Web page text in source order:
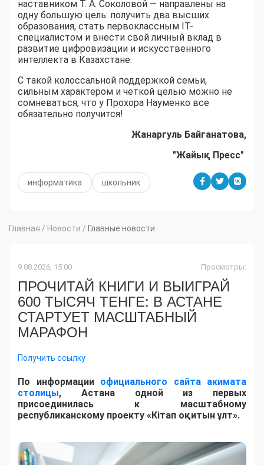
наставником Т. А. Соколовой — направлены на
одну большую цель: получить два высших
образования, стать первоклассным IT-
специалистом и внести свой личный вклад в
развитие цифровизации и искусственного
интеллекта в Казахстане.
С такой колоссальной поддержкой семьи,
сильным характером и четкой целью можно не
сомневаться, что у Прохора Науменко все
обязательно получится!
Жанаргуль Байганатова,
"Жайық Пресс"
информатика школьник
Главная / Новости / Главные новости
9.08.2026, 15:00 Просмотры:
ПРОЧИТАЙ КНИГИ И ВЫИГРАЙ
600 ТЫСЯЧ ТЕНГЕ: В АСТАНЕ
СТАРТУЕТ МАСШТАБНЫЙ
МАРАФОН
Получить ссылку
По информации официального сайта акимата
столицы, Астана одной из первых
присоединилась к масштабному
республиканскому проекту «Кітап оқитын ұлт».